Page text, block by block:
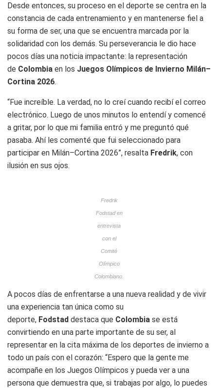
Desde entonces, su proceso en el deporte se centra en la
constancia de cada entrenamiento y en mantenerse fiel a
su forma de ser, una que se encuentra marcada por la
solidaridad con los demás. Su perseverancia le dio hace
pocos días una noticia impactante: la representación
de Colombia en los Juegos Olímpicos de Invierno Milán–
Cortina 2026.
“Fue increíble. La verdad, no lo creí cuando recibí el correo
electrónico. Luego de unos minutos lo entendí y comencé
a gritar, por lo que mi familia entró y me preguntó qué
pasaba. Ahí les comenté que fui seleccionado para
participar en Milán–Cortina 2026”, resalta Fredrik, con
ilusión en sus ojos.
Fredrik
Fodstad en
entrevista
con el
Comité
Olímpico
Colombiano.
A pocos días de enfrentarse a una nueva realidad y de vivir
una experiencia tan única como su
deporte, Fodstad destaca que Colombia se está
convirtiendo en una parte importante de su ser, al
representar en la cita máxima de los deportes de invierno a
todo un país con el corazón: “Espero que la gente me
acompañe en los Juegos Olímpicos y pueda ver a una
persona que demuestra que, si trabajas por algo, lo puedes